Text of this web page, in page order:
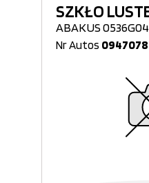
SZKŁO
ABAKUS 0536G04
Nr Autos 0947078